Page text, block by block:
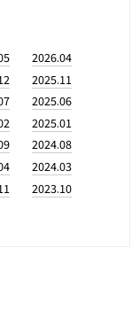
2026.04
2025.11
2025.06
2025.01
2024.08
2024.03
2023.10